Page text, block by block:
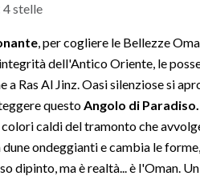
4 stelle
, per cogliere le Bellezze
dell'Antico Oriente, le
a Ras Al Jinz. Oasi silenziose si
questoAngolo di Paradiso.
caldi del tramonto che
ondeggianti e cambia le
dipinto, ma è realtà... è l'Oman.